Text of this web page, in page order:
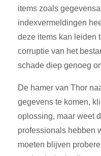
items zoals
indexvermeldingen
deze items kan leiden
corruptie van het
schade diep genoeg
De hamer van Thor
gegevens te komen,
oplossing, maar weet
professionals hebben
moeten blijven